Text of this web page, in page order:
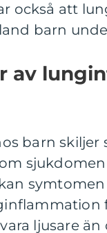
också att
barn
av
barn skiljer
sjukdomen
symtomen
ljusare än